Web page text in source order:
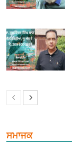
ਸਮਾਜਕ